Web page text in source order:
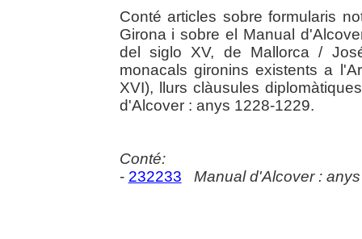
Conté articles sobre formularis
Girona i sobre el Manual
del siglo XV, de Mallorca /
monacals gironins existents a
XVI), llurs clàusules
d'Alcover : anys 1228-1229.
Conté:
- 232233 Manual d'Alcover :